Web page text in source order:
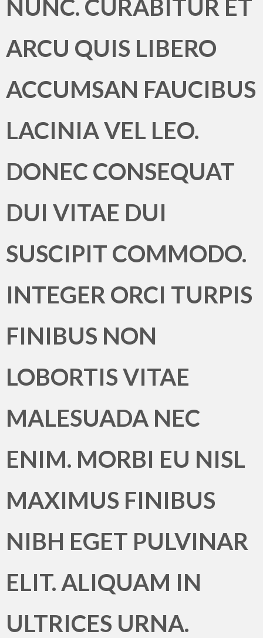
NUNC. CURABITUR ET
ARCU QUIS LIBERO
ACCUMSAN FAUCIBUS
LACINIA VEL LEO.
DONEC CONSEQUAT
DUI VITAE DUI
SUSCIPIT COMMODO.
INTEGER ORCI TURPIS
FINIBUS NON
LOBORTIS VITAE
MALESUADA NEC
ENIM. MORBI EU NISL
MAXIMUS FINIBUS
NIBH EGET PULVINAR
ELIT. ALIQUAM IN
ULTRICES URNA.